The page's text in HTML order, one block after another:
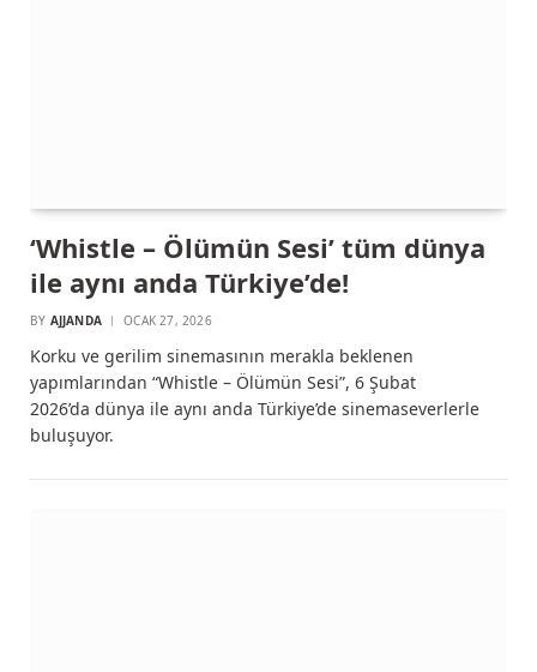
‘Whistle – Ölümün Sesi’ tüm dünya
ile aynı anda Türkiye’de!
BY AJJANDA OCAK 27, 2026
Korku ve gerilim sinemasının merakla beklenen
yapımlarından “Whistle – Ölümün Sesi”, 6 Şubat
2026’da dünya ile aynı anda Türkiye’de sinemaseverlerle
buluşuyor.